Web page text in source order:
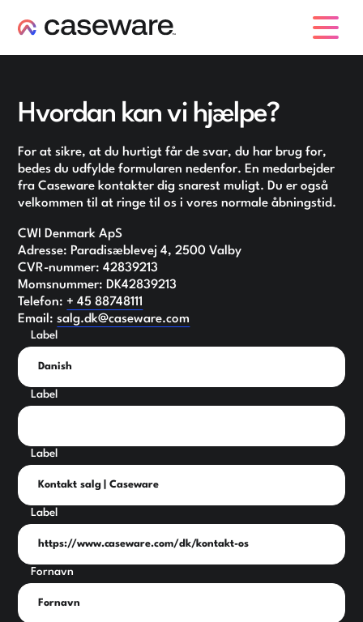
Hvordan kan vi hjælpe?
For at sikre, at du hurtigt får de svar, du har brug for,
bedes du udfylde formularen nedenfor. En medarbejder
fra Caseware kontakter dig snarest muligt. Du er også
velkommen til at ringe til os i vores normale åbningstid.
CWI Denmark ApS
Adresse: Paradisæblevej 4, 2500 Valby
CVR-nummer: 42839213
Momsnummer: DK42839213
Telefon: + 45 88748111
Email:salg.dk@caseware.com
Label
Label
Label
Label
Fornavn